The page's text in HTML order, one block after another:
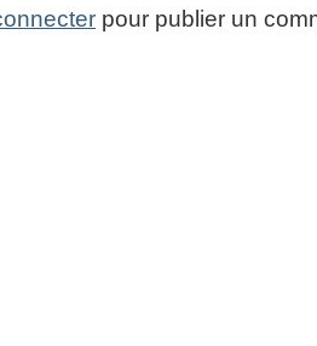
pour publier un